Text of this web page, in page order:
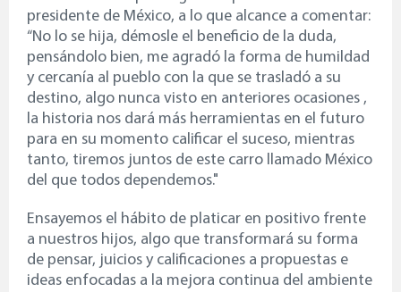
presidente de México, a lo que alcance a comentar:
“No lo se hija, démosle el beneficio de la duda,
pensándolo bien, me agradó la forma de humildad
y cercanía al pueblo con la que se trasladó a su
destino, algo nunca visto en anteriores ocasiones ,
la historia nos dará más herramientas en el futuro
para en su momento calificar el suceso, mientras
tanto, tiremos juntos de este carro llamado México
del que todos dependemos."
Ensayemos el hábito de platicar en positivo frente
a nuestros hijos, algo que transformará su forma
de pensar, juicios y calificaciones a propuestas e
ideas enfocadas a la mejora continua del ambiente